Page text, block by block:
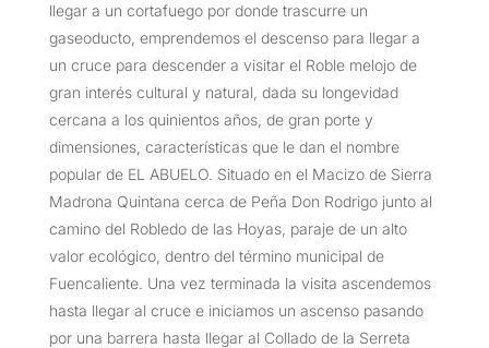
llegar a un cortafuego por donde trascurre un
gaseoducto, emprendemos el descenso para llegar a
un cruce para descender a visitar el Roble melojo de
gran interés cultural y natural, dada su longevidad
cercana a los quinientos años, de gran porte y
dimensiones, características que le dan el nombre
popular de EL ABUELO. Situado en el Macizo de Sierra
Madrona Quintana cerca de Peña Don Rodrigo junto al
camino del Robledo de las Hoyas, paraje de un alto
valor ecológico, dentro del término municipal de
Fuencaliente. Una vez terminada la visita ascendemos
hasta llegar al cruce e iniciamos un ascenso pasando
por una barrera hasta llegar al Collado de la Serreta